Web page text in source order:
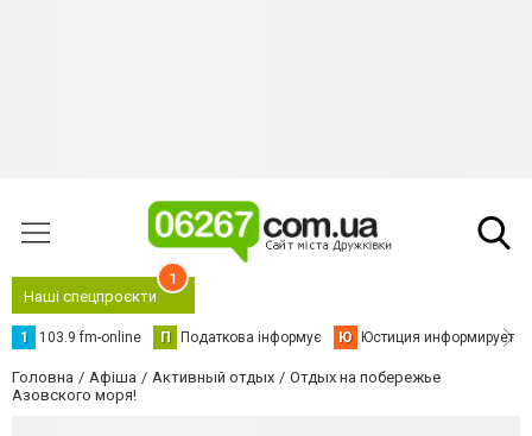
Наші спецпроєкти
1
1 103.9 fm-online П Податкова інформує Ю Юстиция информирует
Головна Афіша Активный отдых
Отдых на побережье
Азовского моря!